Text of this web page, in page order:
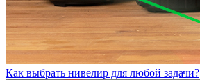
Как выбрать нивелир для любой задачи?